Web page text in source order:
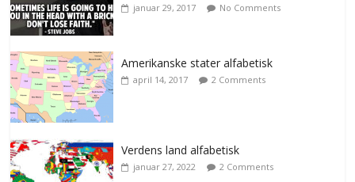
januar 29, 2017 No Comments
Amerikanske stater alfabetisk
april 14, 2017 2 Comments
Verdens land alfabetisk
januar 27, 2022 2 Comments